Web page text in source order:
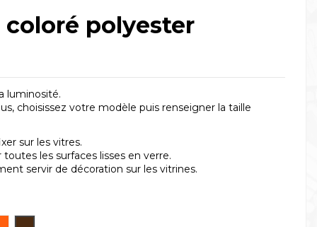
polyester
luminosité.
choisissez votre modèle puis renseigner la taille
sur les vitres.
les surfaces lisses en verre.
servir de décoration sur les vitrines.